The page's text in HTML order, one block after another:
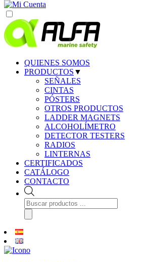
QUIENES SOMOS
PRODUCTOS ▼
SEÑALES
CINTAS
PÓSTERS
OTROS PRODUCTOS
LADDER MAGNETS
ALCOHOLÍMETRO
DETECTOR TESTERS
RADIOS
LINTERNAS
CERTIFICADOS
CATÁLOGO
CONTACTO
Búsqueda
de
productos